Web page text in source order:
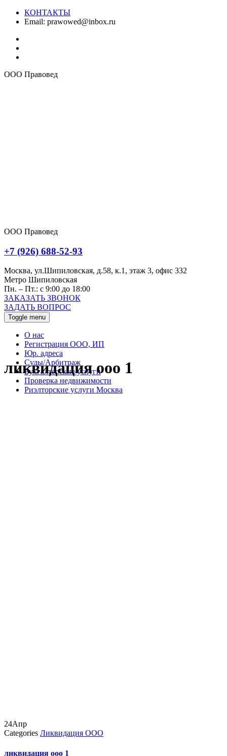
КОНТАКТЫ
Email: prawowed@inbox.ru
ООО Правовед
ООО Правовед
+7 (926) 688-52-93
Москва, ул.Шипиловская, д.58, к.1, этаж 3, офис 332
Метро Шипиловская
Пн. – Пт.: с 9:00 до 18:00
ЗАКАЗАТЬ ЗВОНОК
ЗАДАТЬ ВОПРОС
Toggle menu
О нас
Регистрация ООО, ИП
Юр. адреса
Суды/Арбитраж
Бухгалтерские услуги
Проверка недвижимости
Риэлторские услуги Москва
ликвидация ооо 1
24Апр
Categories Ликвидация ООО
ликвидация ооо 1